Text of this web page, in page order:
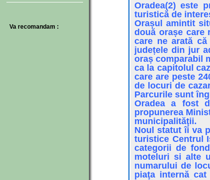
Va recomandam :
Oradea(2) este
turistică de
Orașul amintit
două orașe care
care ne arată
județele din jur
oraș comparabil
ca la capitolul
care are peste
de locuri de
Parcurile sunt
Oradea a fost
propunerea
municipalităţii.
Noul statut îi va
turistice Centrul
categorii de
moteluri si alte
numarului de
piaţa internă